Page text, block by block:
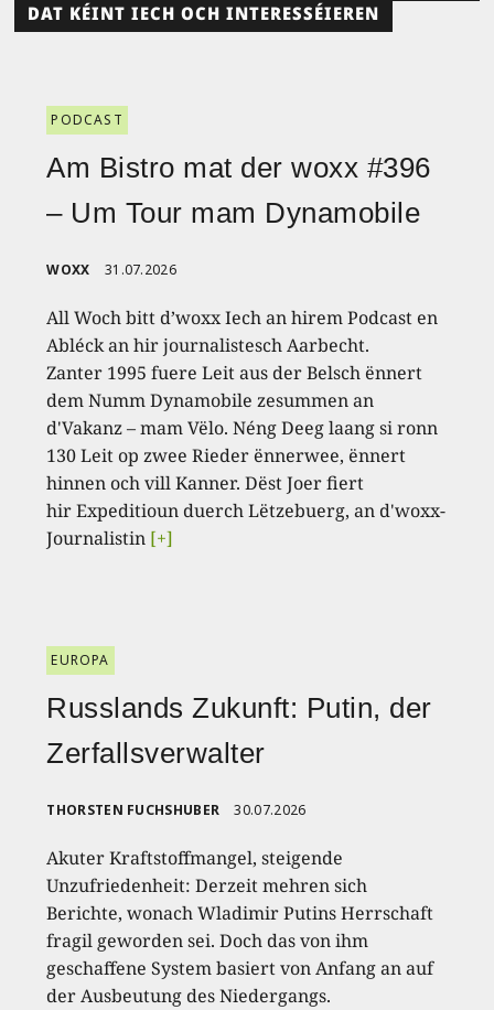
DAT KÉINT IECH OCH INTERESSÉIEREN
PODCAST
Am Bistro mat der woxx #396
– Um Tour mam Dynamobile
WOXX 31.07.2026
All Woch bitt d’woxx Iech an hirem Podcast en
Abléck an hir journalistesch Aarbecht.
Zanter 1995 fuere Leit aus der Belsch ënnert
dem Numm Dynamobile zesummen an
d'Vakanz – mam Vëlo. Néng Deeg laang si ronn
130 Leit op zwee Rieder ënnerwee, ënnert
hinnen och vill Kanner. Dëst Joer fiert
hir Expeditioun duerch Lëtzebuerg, an d'woxx-
Journalistin [+]
EUROPA
Russlands Zukunft: Putin, der
Zerfallsverwalter
THORSTEN FUCHSHUBER 30.07.2026
Akuter Kraftstoffmangel, steigende
Unzufriedenheit: Derzeit mehren sich
Berichte, wonach Wladimir Putins Herrschaft
fragil geworden sei. Doch das von ihm
geschaffene System basiert von Anfang an auf
der Ausbeutung des Niedergangs.